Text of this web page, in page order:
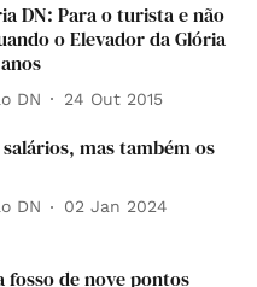
DN: Para o turista e não
o Elevador da Glória
DN 24 Out 2015
salários, mas também os
DN 02 Jan 2024
fosso de nove pontos